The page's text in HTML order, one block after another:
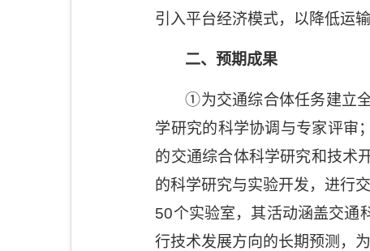
引入平台经济模式，以降低运
二、预期成果
①为交通综合体任务建立
学研究的科学协调与专家评审
的交通综合体科学研究和技术
的科学研究与实验开发，进行
50个实验室，其活动涵盖交通
行技术发展方向的长期预测，